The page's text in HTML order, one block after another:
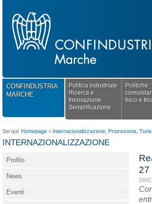
CONFINDUSTRIA
MARCHE
Politica industriale
Ricerca e
Innovazione
Semplificazione
Politiche
fisco e
Sei qui: Homepage > Internazionalizzazione, Promozione,
INTERNAZIONALIZZAZIONE
27
26/
Profilo
News
Eventi